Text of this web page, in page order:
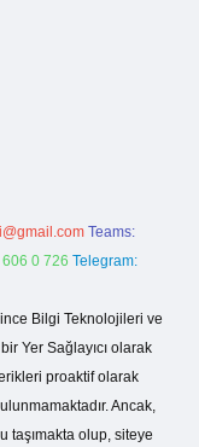
Teams:
0 726 Telegram:
Bilgi Teknolojileri ve
Yer Sağlayıcı olarak
proaktif olarak
Ancak,
taşımakta olup, siteye